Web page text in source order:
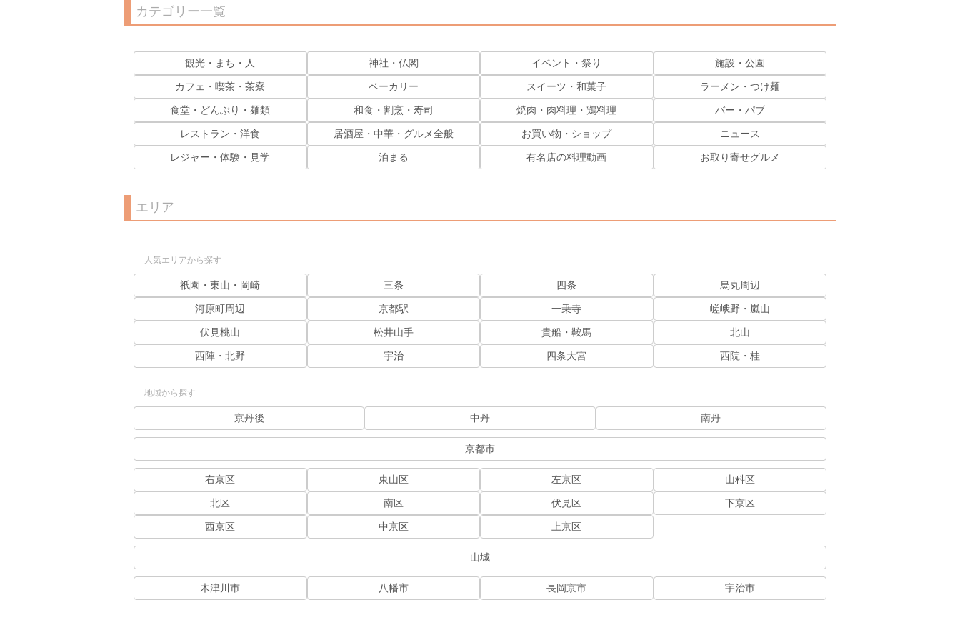
カテゴリー一覧
観光・まち・人 神社・仏閣 イベント・祭り 施設・公園
カフェ・喫茶・茶寮 ベーカリー スイーツ・和菓子 ラーメン・つけ麺
食堂・どんぶり・麺類 和食・割烹・寿司 焼肉・肉料理・鶏料理 バー・パブ
レストラン・洋食 居酒屋・中華・グルメ全般 お買い物・ショップ ニュース
レジャー・体験・見学 泊まる 有名店の料理動画 お取り寄せグルメ
エリア
人気エリアから探す
祇園・東山・岡崎 三条 四条 烏丸周辺
河原町周辺 京都駅 一乗寺 嵯峨野・嵐山
伏見桃山 松井山手 貴船・鞍馬 北山
西陣・北野 宇治 四条大宮 西院・桂
地域から探す
京丹後 中丹 南丹
京都市
右京区 東山区 左京区 山科区
北区 南区 伏見区 下京区
西京区 中京区 上京区
山城
木津川市 八幡市 長岡京市 宇治市